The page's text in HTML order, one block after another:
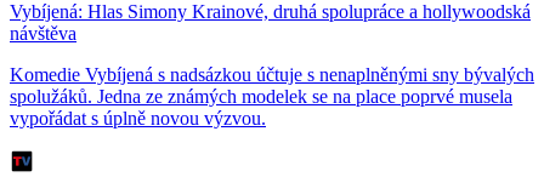
Vybíjená: Hlas Simony Krainové, druhá spolupráce a hollywoodská
návštěva
Komedie Vybíjená s nadsázkou účtuje s nenaplněnými sny bývalých
spolužáků. Jedna ze známých modelek se na place poprvé musela
vypořádat s úplně novou výzvou.